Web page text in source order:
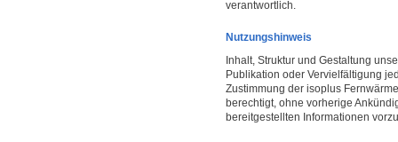
verantwortlich.
Nutzungshinweis
Inhalt, Struktur und Gestaltung
Publikation oder Vervielfältigung
Zustimmung der isoplus
berechtigt, ohne vorherige
bereitgestellten Informationen